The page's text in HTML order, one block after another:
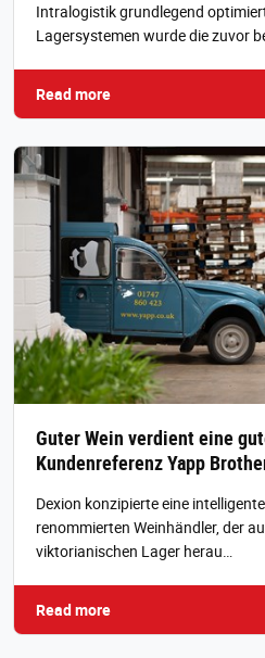
Intralogistik grundlegend
Lagersystemen wurde die zuvor
Read more
Guter Wein verdient eine
Kundenreferenz Yapp
Dexion konzipierte eine
renommierten Weinhändler, der
viktorianischen Lager herau…
Read more